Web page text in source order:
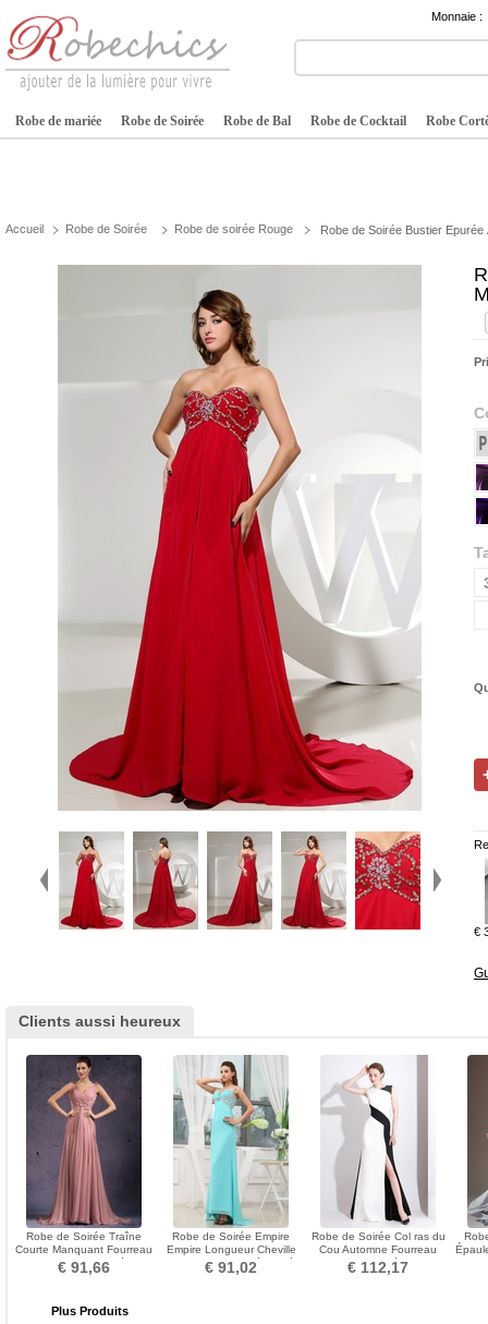
Monnaie :
Robe de mariée Robe de Soirée Robe de Bal Robe de Cocktail Robe
Accueil Robe de Soirée Robe de soirée Rouge Robe de Soirée Bustier
€
Clients aussi heureux
Robe de Soirée Traîne
Courte Manquant Fourreau
pli Empire Plissé
€ 91,66
Robe de Soirée Empire
Empire Longueur Cheville
Sans Manches Décolleté
Dans le Dos
€ 91,02
Robe de Soirée Col ras du
Cou Automne Fourreau
Fermeture éclair
€ 112,17
Plus Produits